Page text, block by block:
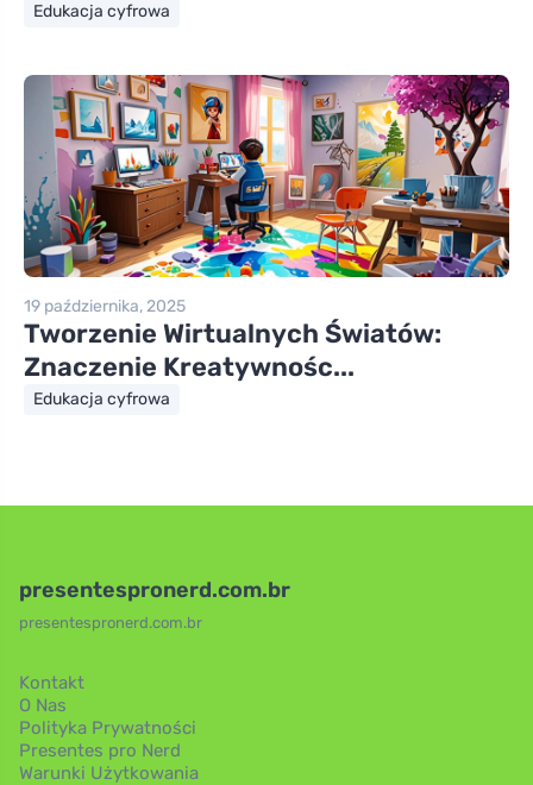
Edukacja cyfrowa
19 października, 2025
Tworzenie Wirtualnych Światów:
Znaczenie Kreatywnośc...
Edukacja cyfrowa
presentespronerd.com.br
presentespronerd.com.br
Kontakt
O Nas
Polityka Prywatności
Presentes pro Nerd
Warunki Użytkowania